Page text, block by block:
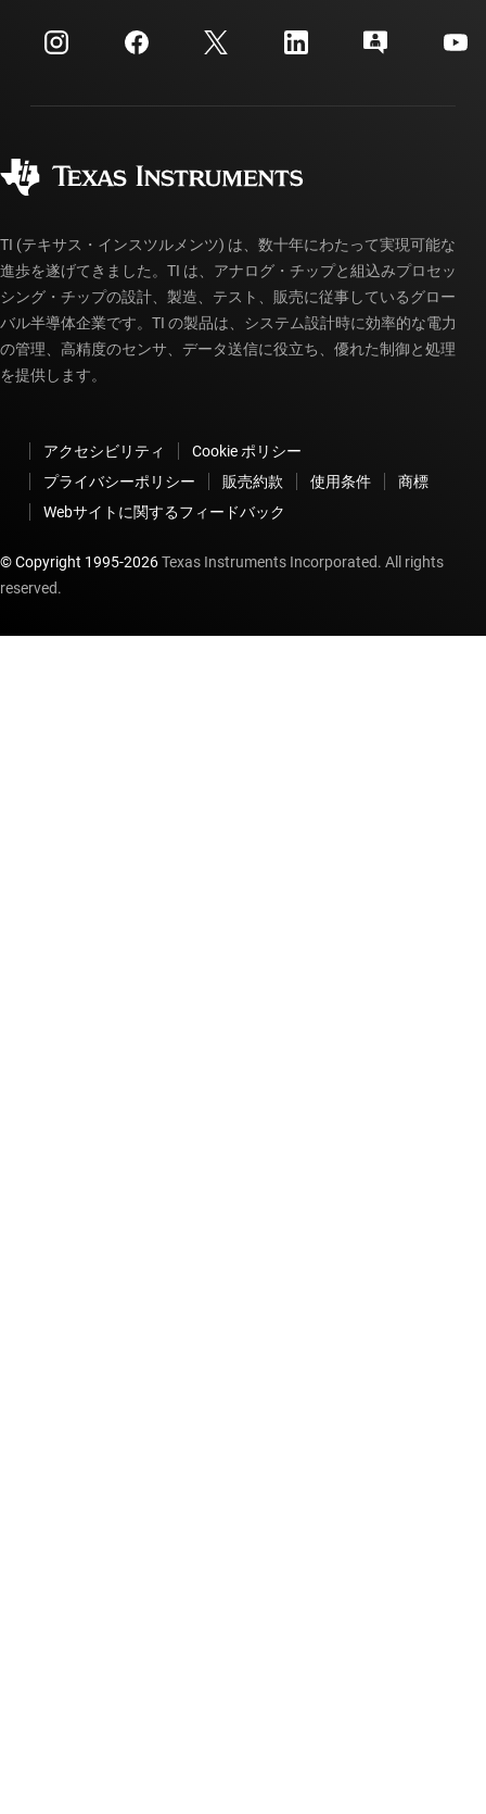
投資家向け情報
製造
カスタマー・サポート・センター
myTI アカウントの FAQ
ご注文に関する FAQ
TI (テキサス・インスツルメンツ) は、数十年にわたって実現可能な
進歩を遂げてきました。TI は、アナログ・チップと組込みプロセッ
シング・チップの設計、製造、テスト、販売に従事しているグロー
バル半導体企業です。TI の製品は、システム設計時に効率的な電力
の管理、高精度のセンサ、データ送信に役立ち、優れた制御と処理
を提供します。
アクセシビリティ
Cookie ポリシー
プライバシーポリシー
販売約款 使用条件
商標
Webサイトに関するフィードバック
© Copyright 1995-2026Texas Instruments Incorporated. All rights
reserved.